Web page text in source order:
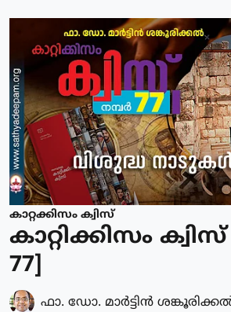
കാറ്റക്കിസം ക്വിസ്
കാറ്റിക്കിസം
77]
ഫാ. ഡോ. മാര്‍ട്ടിന്‍